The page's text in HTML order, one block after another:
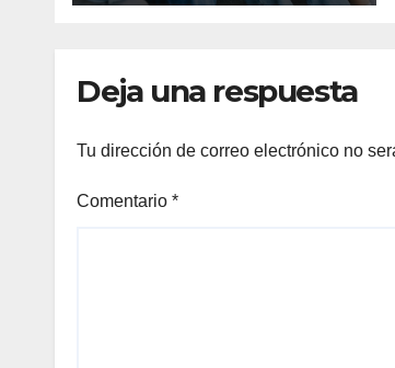
Deja una respuesta
Tu dirección de correo electrónico no
Comentario *